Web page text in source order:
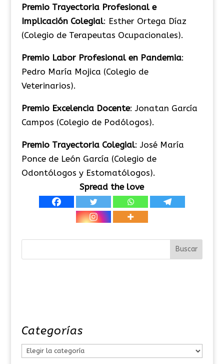
Premio Trayectoria Profesional e
Implicación Colegial: Esther Ortega Díaz
(Colegio de Terapeutas Ocupacionales).
Premio Labor Profesional en Pandemia:
Pedro María Mojica (Colegio de
Veterinarios).
Premio Excelencia Docente: Jonatan García
Campos (Colegio de Podólogos).
Premio Trayectoria Colegial: José María
Ponce de León García (Colegio de
Odontólogos y Estomatólogos).
Spread the love
Categorías